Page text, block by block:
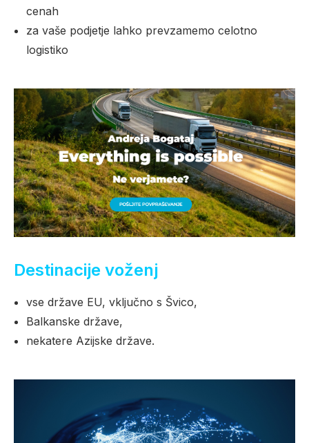
cenah
za vaše podjetje lahko prevzamemo celotno
logistiko
Destinacije voženj
vse države EU, vključno s Švico,
Balkanske države,
nekatere Azijske države.